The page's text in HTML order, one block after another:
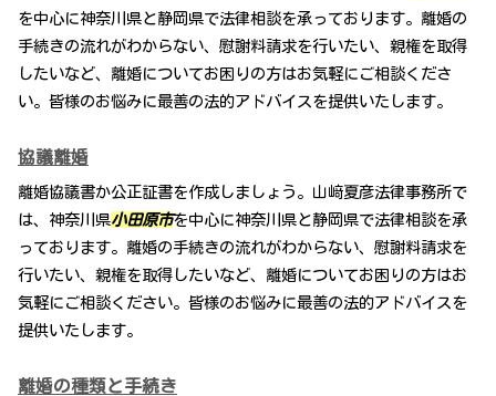
を中心に神奈川県と静岡県で法律相談を承っております。離婚の
手続きの流れがわからない、慰謝料請求を行いたい、親権を取得
したいなど、離婚についてお困りの方はお気軽にご相談くださ
い。皆様のお悩みに最善の法的アドバイスを提供いたします。
協議離婚
離婚協議書か公正証書を作成しましょう。山﨑夏彦法律事務所で
は、神奈川県小田原市を中心に神奈川県と静岡県で法律相談を承
っております。離婚の手続きの流れがわからない、慰謝料請求を
行いたい、親権を取得したいなど、離婚についてお困りの方はお
気軽にご相談ください。皆様のお悩みに最善の法的アドバイスを
提供いたします。
離婚の種類と手続き